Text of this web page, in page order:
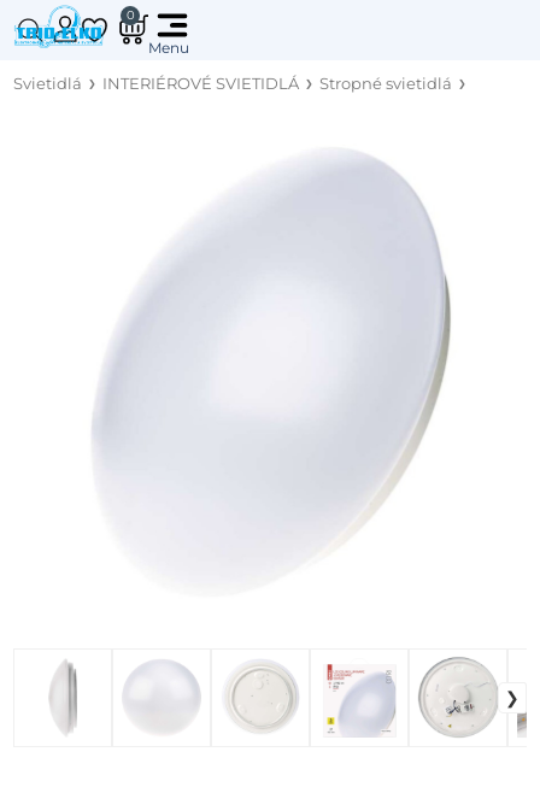
0
Svietidlá INTERIÉROVÉ SVIETIDLÁ Stropné svietidlá